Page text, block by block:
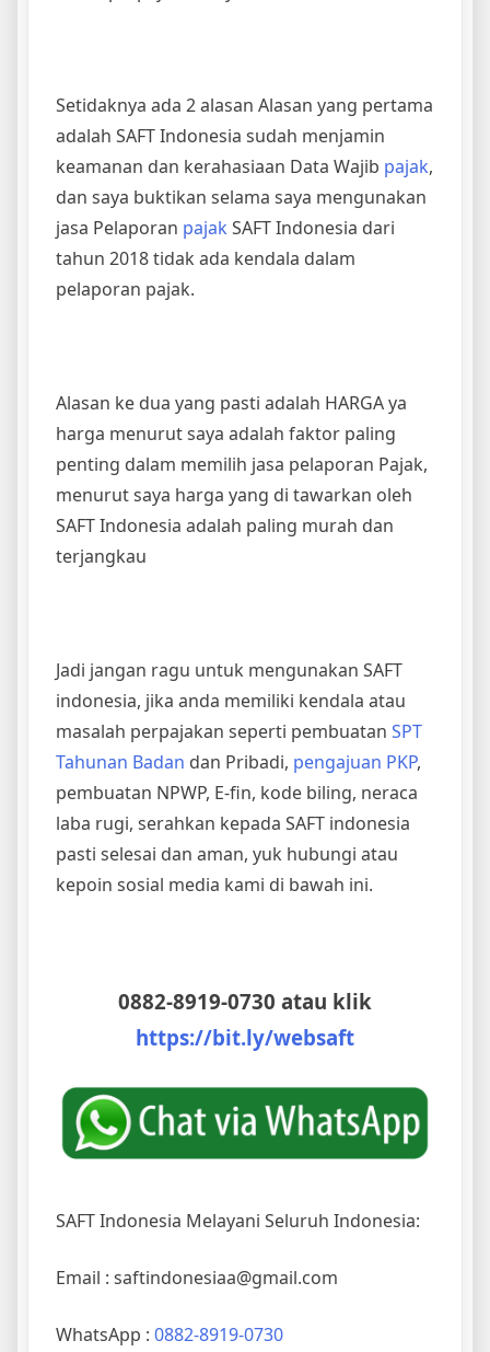
Setidaknya ada 2 alasan Alasan yang pertama
adalah SAFT Indonesia sudah menjamin
keamanan dan kerahasiaan Data Wajib pajak,
dan saya buktikan selama saya mengunakan
jasa Pelaporan pajak SAFT Indonesia dari
tahun 2018 tidak ada kendala dalam
pelaporan pajak.
Alasan ke dua yang pasti adalah HARGA ya
harga menurut saya adalah faktor paling
penting dalam memilih jasa pelaporan Pajak,
menurut saya harga yang di tawarkan oleh
SAFT Indonesia adalah paling murah dan
terjangkau
Jadi jangan ragu untuk mengunakan SAFT
indonesia, jika anda memiliki kendala atau
masalah perpajakan seperti pembuatan SPT
Tahunan Badan dan Pribadi, pengajuan PKP,
pembuatan NPWP, E-fin, kode biling, neraca
laba rugi, serahkan kepada SAFT indonesia
pasti selesai dan aman, yuk hubungi atau
kepoin sosial media kami di bawah ini.
0882-8919-0730 atau klik
https://bit.ly/websaft
SAFT Indonesia Melayani Seluruh Indonesia:
Email : saftindonesiaa@gmail.com
WhatsApp : 0882-8919-0730